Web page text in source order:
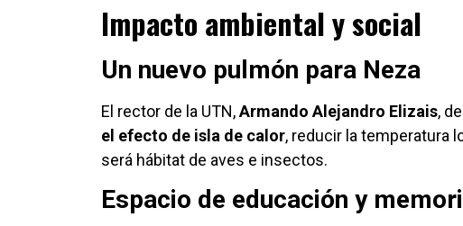
Impacto ambiental y social
Un nuevo pulmón para Neza
El rector de la UTN,Armando Alejandro Elizais,
el efecto de isla de calor, reducir la temperatura
será hábitat de aves e insectos.
Espacio de educación y